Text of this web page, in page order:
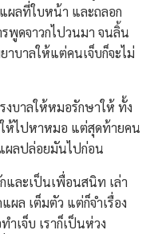
ผลที่ใบหน้า และถลอก
พูดจาวกไปวนมา จนลิ้น
บาลให้แต่คนเจ็บก็จะไม่
งบาลให้หมอรักษาให้ ทั้ง
ห้ไปหาหมอ แต่สุดท้ายคน
ผลปล่อยมันไปก่อน
และเป็นเพื่อนสนิท เล่า
ล เต็มตัว แต่ก็จำเรื่อง
เจ็บ เราก็เป็นห่วง